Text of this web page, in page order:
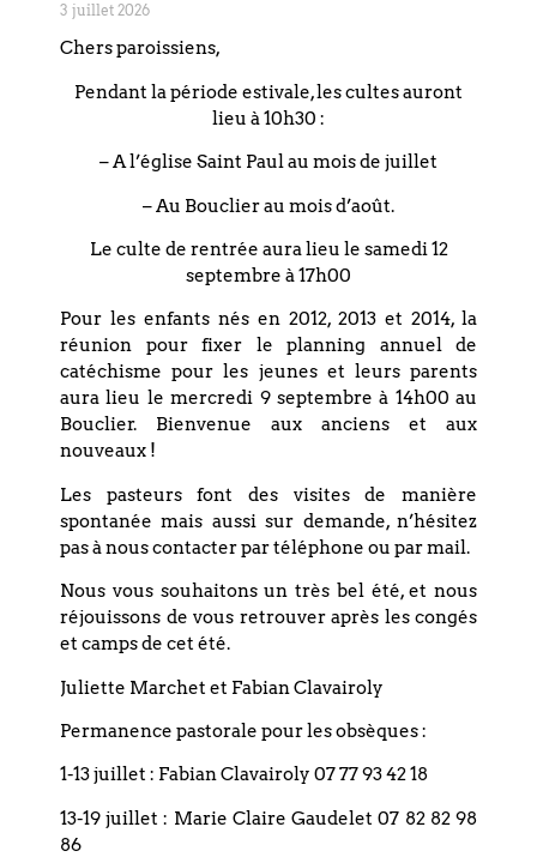
– 21h00 Repas préparé par l’Association
des Protestants Camerounais
d’Europe et animation autour du
parcours migratoire.
Tisane et méditation.
– Françoise Poujoulet, déléguée
Régionale CIMADE 03 88 36 94 56
– Pasteur Pierre Magne de la Croix, 03 88
75 77 85
– Arletta Thomas, Pastorale des
Migrants 03 88 21 29 66
PARTAGEZ CET
Étiquettes :
3 juillet 2026
Chers paroissiens,
Pendant la période estivale, les cultes auront
lieu à 10h30 :
– A l’église Saint Paul au mois de juillet
– Au Bouclier au mois d’août.
Le culte de rentrée aura lieu le samedi 12
septembre à 17h00
Pour les enfants nés en 2012, 2013 et 2014, la
réunion pour fixer le planning annuel de
catéchisme pour les jeunes et leurs parents
aura lieu le mercredi 9 septembre à 14h00 au
Bouclier. Bienvenue aux anciens et aux
nouveaux !
Les pasteurs font des visites de manière
spontanée mais aussi sur demande, n’hésitez
pas à nous contacter par téléphone ou par mail.
Nous vous souhaitons un très bel été, et nous
réjouissons de vous retrouver après les congés
et camps de cet été.
Juliette Marchet et Fabian Clavairoly
Permanence pastorale pour les obsèques :
1-13 juillet : Fabian Clavairoly 07 77 93 42 18
13-19 juillet : Marie Claire Gaudelet 07 82 82 98
86